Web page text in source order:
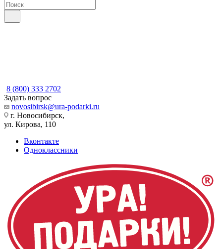
8 (800) 333 2702
Задать вопрос
novosibirsk@ura-podarki.ru
г. Новосибирск,
ул. Кирова, 110
Вконтакте
Одноклассники